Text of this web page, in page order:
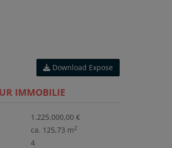
Download Expose
IMMOBILIE
1.225.000,00 €
ca. 125,73 m2
4